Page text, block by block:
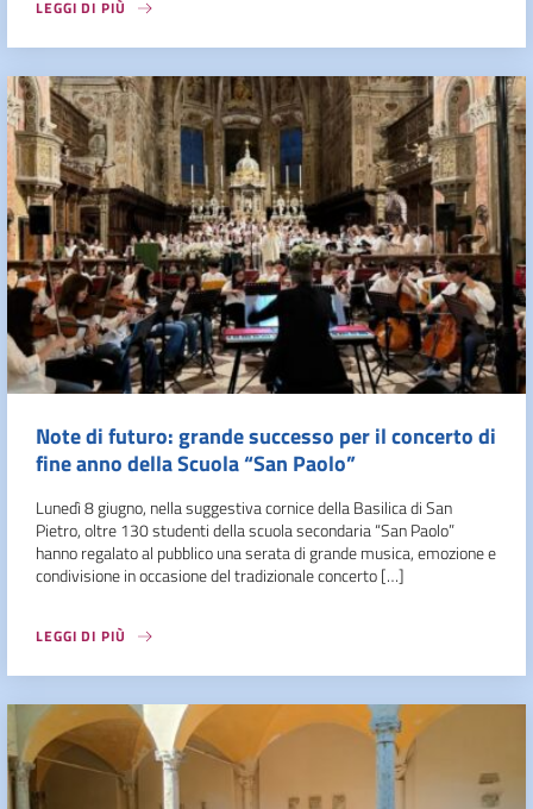
LEGGI DI PIÙ
Note di futuro: grande successo per il concerto di
fine anno della Scuola “San Paolo”
Lunedì 8 giugno, nella suggestiva cornice della Basilica di San
Pietro, oltre 130 studenti della scuola secondaria “San Paolo”
hanno regalato al pubblico una serata di grande musica, emozione e
condivisione in occasione del tradizionale concerto […]
LEGGI DI PIÙ